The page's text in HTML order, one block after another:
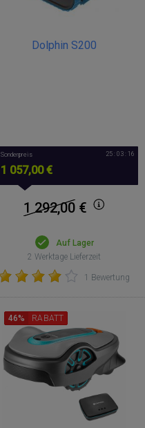
Dolphin S200
Sonderpreis
1 057,00 €
25 : 03 : 15
1 292,00 €
Auf Lager
2 Werktage Lieferzeit
1 Bewertung
46% RABATT